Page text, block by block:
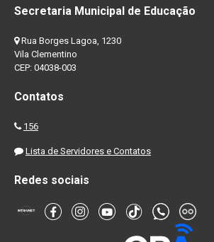
Secretaria Municipal de Educação
Rua Borges Lagoa, 1230
Vila Clementino
CEP: 04038-003
Contatos
156
Lista de Servidores e Contatos
Redes sociais